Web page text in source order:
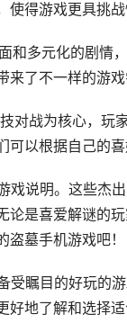
得游戏更具挑战
和多元化的剧情
了不一样的游戏
对战为核心，
以根据自己的喜
戏说明。这些杰
论是喜爱解谜的
墓手机游戏吧！
受瞩目的好玩的
地了解和选择适